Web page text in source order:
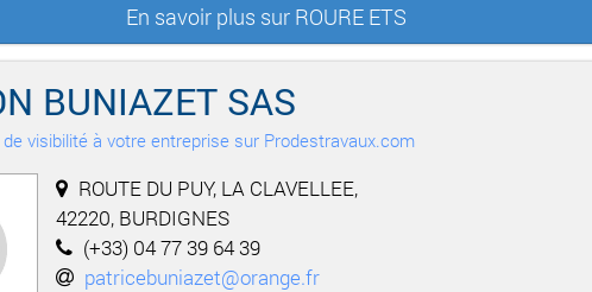
En savoir plus sur ROURE ETS
BUNIAZET SAS
de visibilité à votre entreprise sur Prodestravaux.com
ROUTE DU PUY, LA CLAVELLEE,
42220, BURDIGNES
(+33) 04 77 39 64 39
patricebuniazet@orange.fr